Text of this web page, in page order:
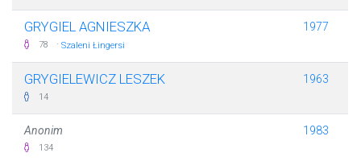
GRYGIEL AGNIESZKA
78 · Szaleni Łingersi
1977
GRYGIELEWICZ LESZEK
14
1963
Anonim
134
1983